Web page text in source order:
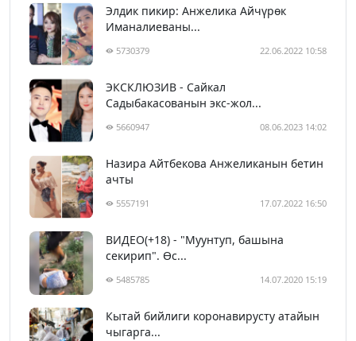
Элдик пикир: Анжелика Айчүрөк
Иманалиеваны...
5730379 22.06.2022 10:58
ЭКСКЛЮЗИВ - Сайкал
Садыбакасованын экс-жол...
5660947 08.06.2023 14:02
Назира Айтбекова Анжеликанын бетин
ачты
5557191 17.07.2022 16:50
ВИДЕО(+18) - "Муунтуп, башына
секирип". Өс...
5485785 14.07.2020 15:19
Кытай бийлиги коронавирусту атайын
чыгарга...